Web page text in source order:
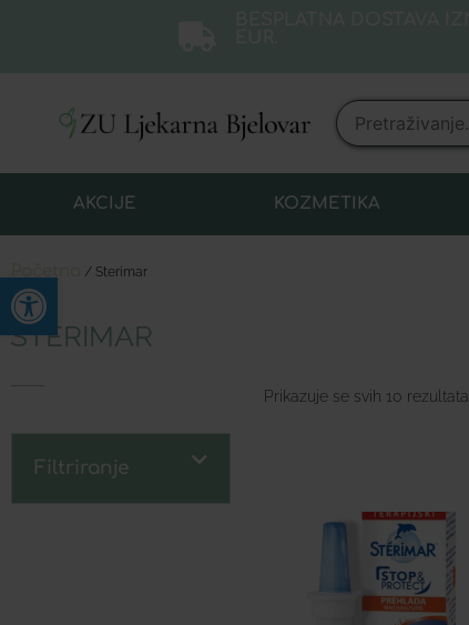
AKCIJE KOZMETIKA
/ Sterimar
STERIMAR
Filtriranje
Prikazuje se svih 10 rezultata
Open toolbar